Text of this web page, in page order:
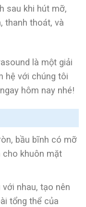
sau khi hút mỡ,
thanh thoát, và
là một giải
hệ với chúng tôi
hôm nay nhé!
bầu bĩnh có mỡ
cho khuôn mặt
nhau, tạo nên
tổng thể của